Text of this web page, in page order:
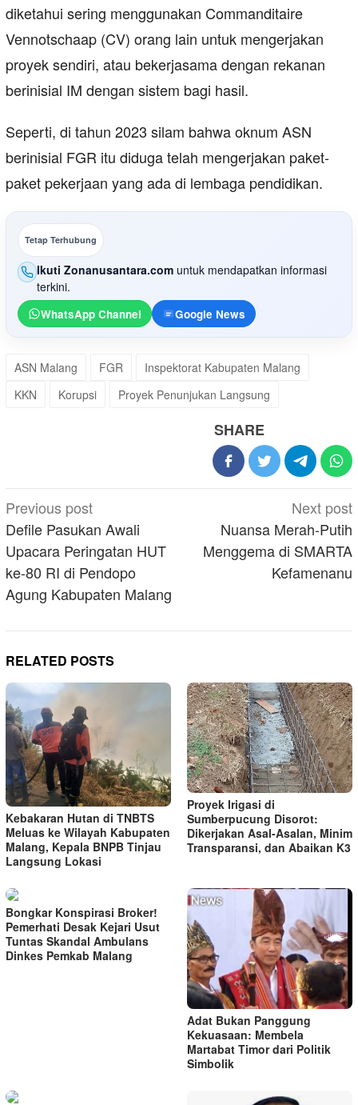
diketahui sering menggunakan Commanditaire
Vennotschaap (CV) orang lain untuk mengerjakan
proyek sendiri, atau bekerjasama dengan rekanan
berinisial IM dengan sistem bagi hasil.
Seperti, di tahun 2023 silam bahwa oknum ASN
berinisial FGR itu diduga telah mengerjakan paket-
paket pekerjaan yang ada di lembaga pendidikan.
Tetap Terhubung
Ikuti Zonanusantara.com untuk mendapatkan informasi
terkini.
WhatsApp Channel Google News
ASN Malang FGR
Inspektorat Kabupaten Malang
KKN
Korupsi Proyek Penunjukan Langsung
SHARE
Post
navigation
Previous post
Defile Pasukan Awali
Upacara Peringatan HUT
ke-80 RI di Pendopo
Agung Kabupaten Malang
Next post
Nuansa Merah-Putih
Menggema di SMARTA
Kefamenanu
RELATED POSTS
Kebakaran Hutan di TNBTS
Meluas ke Wilayah Kabupaten
Malang, Kepala BNPB Tinjau
Langsung Lokasi
Proyek Irigasi di
Sumberpucung Disorot:
Dikerjakan Asal-Asalan, Minim
Transparansi, dan Abaikan K3
Bongkar Konspirasi Broker!
Pemerhati Desak Kejari Usut
Tuntas Skandal Ambulans
Dinkes Pemkab Malang
Adat Bukan Panggung
Kekuasaan: Membela
Martabat Timor dari Politik
Simbolik